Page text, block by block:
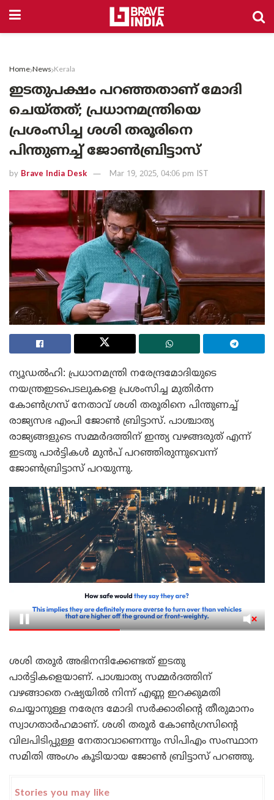
Home News Kerala
ഇടതുപക്ഷം പറഞ്ഞതാണ് മോദി
ചെയ്തത്; പ്രധാനമന്ത്രിയെ
പ്രശംസിച്ച ശശി തരൂരിനെ
പിന്തുണച്ച് ജോൺബ്രിട്ടാസ്
by Brave India Desk Mar 19, 2025, 04:06 pm IST
ന്യൂഡൽഹി: പ്രധാനമന്ത്രി നരേന്ദ്രമോദിയുടെ
നയന്ത്രഇടപെടലുകളെ പ്രശംസിച്ച മുതിർന്ന
കോൺഗ്രസ് നേതാവ് ശശി തരൂരിനെ പിന്തുണച്ച്
രാജ്യസഭ എംപി ജോൺ ബ്രിട്ടാസ്. പാശ്ചാത്യ
രാജ്യങ്ങളുടെ സമ്മർദത്തിന് ഇന്ത്യ വഴങ്ങരുത് എന്ന്
ഇടതു പാർട്ടികൾ മുൻപ് പറഞ്ഞിരുന്നുവെന്ന്
ജോൺബ്രിട്ടാസ് പറയുന്നു.
ശശി തരൂർ അഭിനന്ദിക്കേണ്ടത് ഇടതു
പാർട്ടികളെയാണ്. പാശ്ചാത്യ സമ്മർദത്തിന്
വഴങ്ങാതെ റഷ്യയിൽ നിന്ന് എണ്ണ ഇറക്കുമതി
ചെയ്യാനുള്ള നരേന്ദ്ര മോദി സർക്കാരിന്റെ തീരുമാനം
സ്വാഗതാർഹമാണ്. ശശി തരൂർ കോൺഗ്രസിന്റെ
വിലപിടിപ്പുള്ള നേതാവാണെന്നും സിപിഎം സംസ്ഥാന
സമിതി അംഗം കൂടിയായ ജോൺ ബ്രിട്ടാസ് പറഞ്ഞു.
Stories you may like